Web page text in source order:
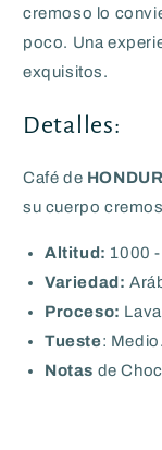
cremoso lo
poco. Una
exquisitos.
Detalles:
Café de
su cuerpo
Altitud: 1000
Variedad:
Proceso:
Tueste:
Notas de